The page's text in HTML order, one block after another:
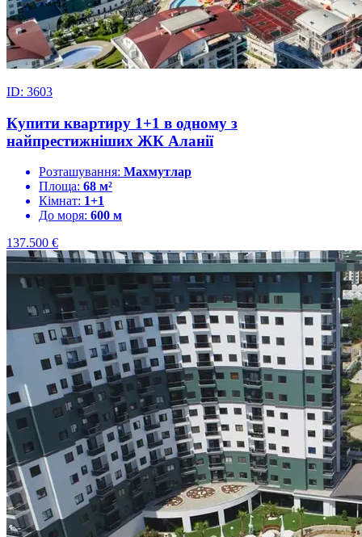
ID: 3603
Купити квартиру 1+1 в одному з
найпрестижніших ЖК Аланії
Розташування: Махмутлар
Площа: 68 м²
Кімнат: 1+1
До моря: 600 м
137.500 €